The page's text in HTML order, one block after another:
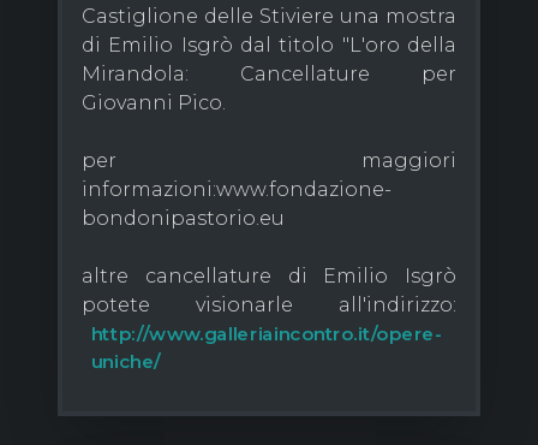
Castiglione delle Stiviere una mostra
di Emilio Isgrò dal titolo "L'oro della
Mirandola: Cancellature per
Giovanni Pico.
per maggiori
informazioni:www.fondazione-
bondonipastorio.eu
altre cancellature di Emilio Isgrò
potete visionarle all'indirizzo:
http://www.galleriaincontro.it/opere-
uniche/